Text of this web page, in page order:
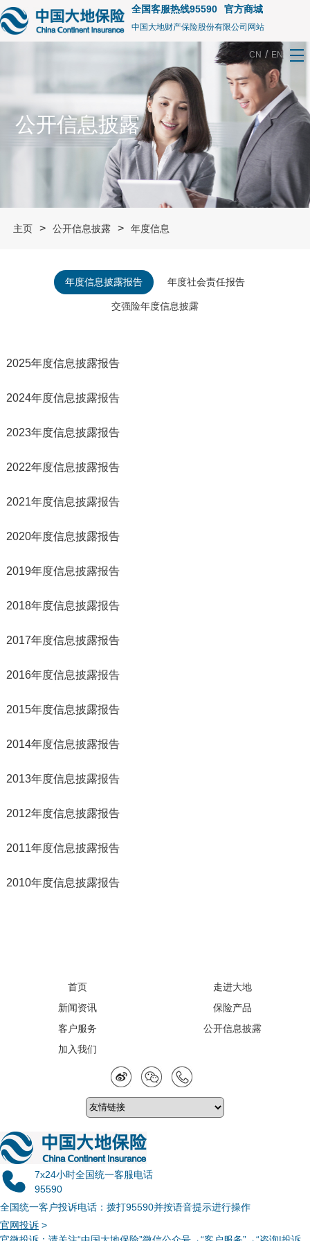
全国客服热线95590 官方商城
中国大地财产保险股份有限公司网站
CN / EN
公开信息披露
主页 > 公开信息披露 > 年度信息
年度信息披露报告 年度社会责任报告
交强险年度信息披露
2025年度信息披露报告
2024年度信息披露报告
2023年度信息披露报告
2022年度信息披露报告
2021年度信息披露报告
2020年度信息披露报告
2019年度信息披露报告
2018年度信息披露报告
2017年度信息披露报告
2016年度信息披露报告
2015年度信息披露报告
2014年度信息披露报告
2013年度信息披露报告
2012年度信息披露报告
2011年度信息披露报告
2010年度信息披露报告
首页
走进大地
新闻资讯
保险产品
客户服务
公开信息披露
加入我们
7x24小时全国统一客服电话
95590
全国统一客户投诉电话：拨打95590并按语音提示进行操作
官网投诉 >